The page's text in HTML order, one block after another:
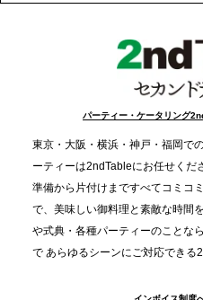
事提供を実施へ
TBS「Nスタ」で、
ました
2025.11.21
プレスリリースのご案内
分”の時代へ。法人注文が
オードブル」が提案する
パーティー・ケータリング
東京・大阪・横浜・神戸・福岡で
ーティーは2ndTableにお任せくだ
準備から片付けまですべてコミコ
で、美味しい御料理と素敵な時間
や式典・各種パーティーのことな
で あらゆるシーンにご対応できる